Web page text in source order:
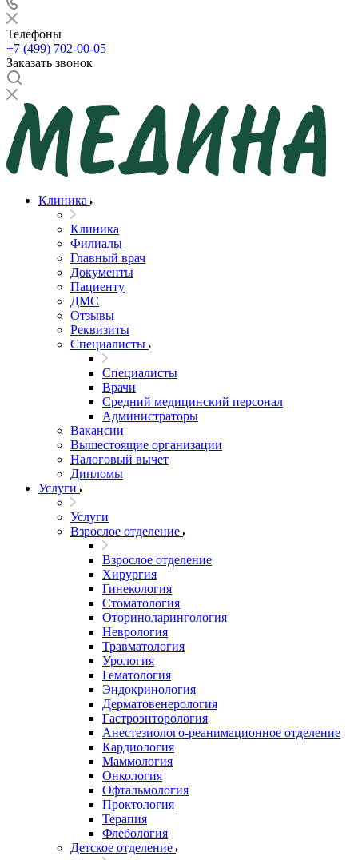
Телефоны
+7 (499) 702-00-05
Заказать звонок
Клиника
Клиника
Филиалы
Главный врач
Документы
Пациенту
ДМС
Отзывы
Реквизиты
Специалисты
Специалисты
Врачи
Средний медицинский персонал
Администраторы
Вакансии
Вышестоящие организации
Налоговый вычет
Дипломы
Услуги
Услуги
Взрослое отделение
Взрослое отделение
Хирургия
Гинекология
Стоматология
Оториноларингология
Неврология
Травматология
Урология
Гематология
Эндокринология
Дерматовенерология
Гастроэнторология
Анестезиолого-реанимационное отделение
Кардиология
Маммология
Онкология
Офтальмология
Проктология
Терапия
Флебология
Детское отделение